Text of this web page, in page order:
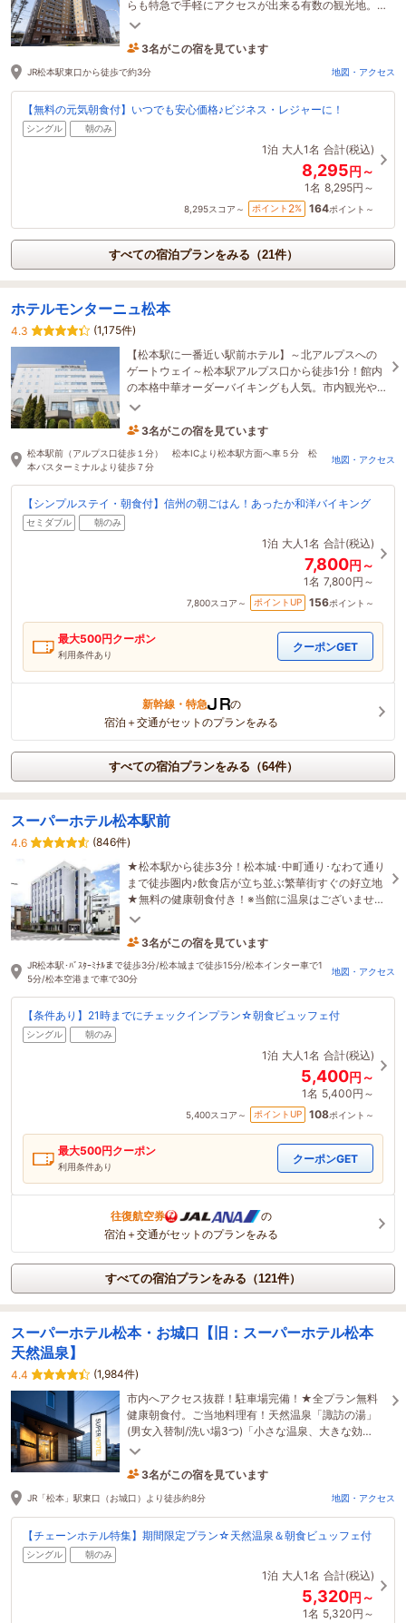
らも特急で手軽にアクセスが出来る有数の観光地。
松本駅すぐにあるホテルなので、利便性は抜群で
3名がこの宿を見ています
JR松本駅東口から徒歩で約3分 地図・アクセス
【無料の元気朝食付】いつでも安心価格♪ビジネス・レジャーに！
シングル 朝のみ
1泊 大人1名 合計(税込)
8,295円～
1名 8,295円～
8,295スコア～ ポイント 2% 164ポイント～
すべての宿泊プランをみる（21件）
ホテルモンターニュ松本
4.3
(1,175件)
【松本駅に一番近い駅前ホテル】～北アルプスへの
ゲートウェイ～松本駅アルプス口から徒歩1分！館内
の本格中華オーダーバイキングも人気。市内観光や
上高地観光にも便利な立地です。
3名がこの宿を見ています
たった今予約されました
松本駅前（アルプス口徒歩１分） 松本ICより松本駅方面へ車５分 松
本バスターミナルより徒歩７分
地図・アクセス
【シンプルステイ・朝食付】信州の朝ごはん！あったか和洋バイキング
セミダブル 朝のみ
1泊 大人1名 合計(税込)
7,800円～
1名 7,800円～
7,800スコア～ ポイントUP 156ポイント～
最大500円クーポン
利用条件あり
クーポンGET
新幹線・特急
の
宿泊＋交通がセットのプランをみる
すべての宿泊プランをみる（64件）
スーパーホテル松本駅前
4.6
(846件)
★松本駅から徒歩3分！松本城･中町通り･なわて通り
まで徒歩圏内♪飲食店が立ち並ぶ繁華街すぐの好立地
★無料の健康朝食付き！※当館に温泉はございませ
ん。
3名がこの宿を見ています
たった今予約されました
JR松本駅･ﾊﾞｽﾀｰﾐﾅﾙまで徒歩3分/松本城まで徒歩15分/松本インター車で1
5分/松本空港まで車で30分
地図・アクセス
【条件あり】21時までにチェックインプラン☆朝食ビュッフェ付
シングル 朝のみ
1泊 大人1名 合計(税込)
5,400円～
1名 5,400円～
5,400スコア～ ポイントUP 108ポイント～
最大500円クーポン
利用条件あり
クーポンGET
往復航空券
の
宿泊＋交通がセットのプランをみる
すべての宿泊プランをみる（121件）
スーパーホテル松本・お城口【旧：スーパーホテル松本
天然温泉】
4.4
(1,984件)
市内へアクセス抜群！駐車場完備！★全プラン無料
健康朝食付。ご当地料理有！天然温泉「諏訪の湯」
(男女入替制/洗い場3つ)「小さな温泉、大きな効
能！」ごゆっくりお寛ぎ下さい★
3名がこの宿を見ています
31分前に予約されました
JR「松本」駅東口（お城口）より徒歩約8分 地図・アクセス
【チェーンホテル特集】期間限定プラン☆天然温泉＆朝食ビュッフェ付
シングル 朝のみ
1泊 大人1名 合計(税込)
5,320円～
1名 5,320円～